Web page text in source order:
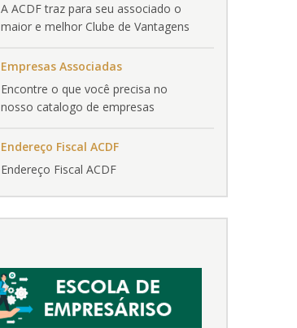
A ACDF traz para seu associado o
maior e melhor Clube de Vantagens
Empresas Associadas
Encontre o que você precisa no
nosso catalogo de empresas
Endereço Fiscal ACDF
Endereço Fiscal ACDF